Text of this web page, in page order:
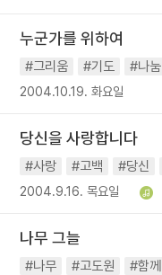
누군가를 위하여
#그리움 #기도 #나눔
2004.10.19. 화요일
당신을 사랑합니다
#사랑 #고백 #당신
2004.9.16. 목요일
나무 그늘
#나무 #고도원 #함께